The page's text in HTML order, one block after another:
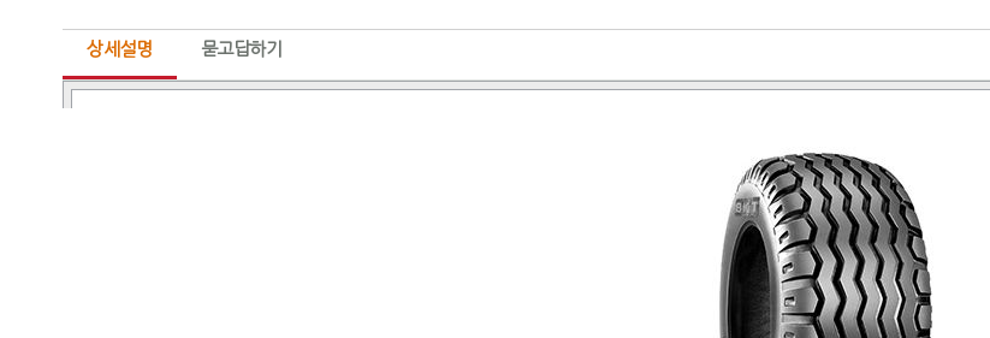
상세설명 묻고답하기